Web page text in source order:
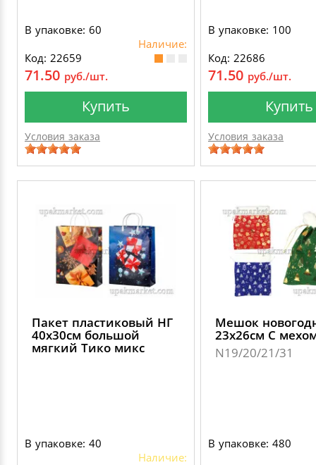
В упаковке: 60
Наличие:
Код: 22659
71.50 руб./шт.
Купить
Условия заказа
В упаковке: 100
Код: 22686
71.50 руб./шт.
Купить
Условия заказа
Пакет пластиковый НГ
40х30см большой
мягкий Тико микс
В упаковке: 40
Наличие:
Мешок
23х26см С
N19/20/21/31
В упаковке: 480